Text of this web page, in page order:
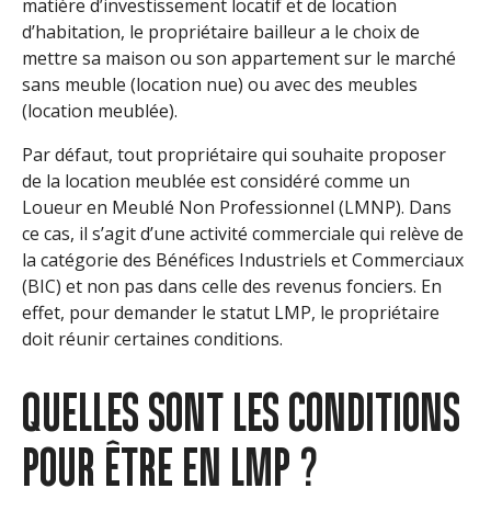
matière d’investissement locatif et de location
d’habitation, le propriétaire bailleur a le choix de
mettre sa maison ou son appartement sur le marché
sans meuble (location nue) ou avec des meubles
(location meublée).
Par défaut, tout propriétaire qui souhaite proposer
de la location meublée est considéré comme un
Loueur en Meublé Non Professionnel (LMNP). Dans
ce cas, il s’agit d’une activité commerciale qui relève de
la catégorie des Bénéfices Industriels et Commerciaux
(BIC) et non pas dans celle des revenus fonciers. En
effet, pour demander le statut LMP, le propriétaire
doit réunir certaines conditions.
QUELLES SONT LES CONDITIONS
POUR ÊTRE EN LMP ?